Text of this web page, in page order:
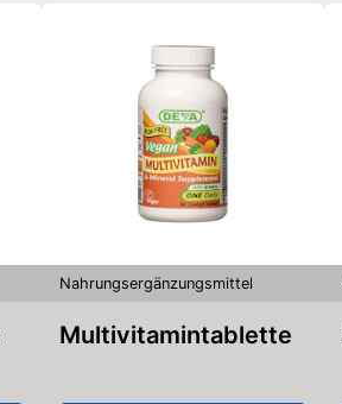
Nahrungsergänzungsmittel
Multivitamintablette